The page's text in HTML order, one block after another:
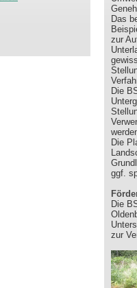
Das
zur
Die
Die
ggf.
Die
zur